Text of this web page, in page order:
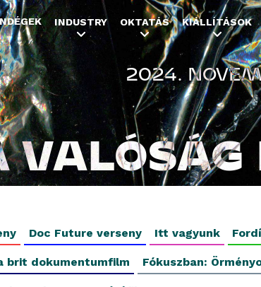
Jump to navigation
INDUSTRY OKTATÁS KIÁLLÍTÁSOK
2024.
Doc Future verseny Itt vagyunk
brit dokumentumfilm Fókuszban: